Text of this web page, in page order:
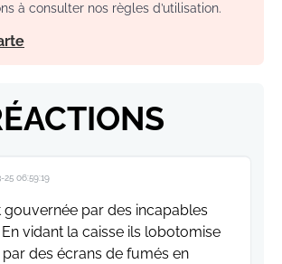
à consulter nos règles d’utilisation.
25 06:59:19
gouvernée par des incapables
vidant la caisse ils lobotomise
des écrans de fumés en